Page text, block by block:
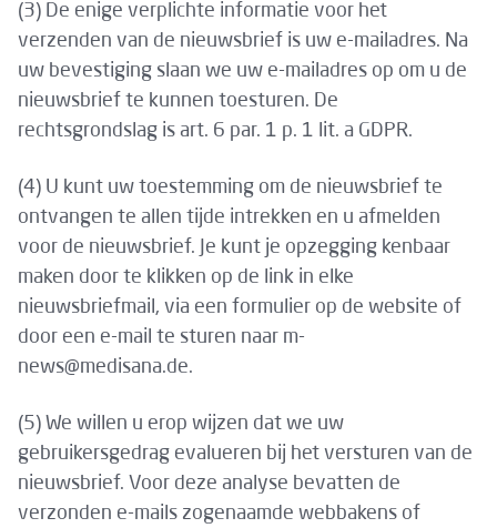
(3) De enige verplichte informatie voor het
verzenden van de nieuwsbrief is uw e-mailadres. Na
uw bevestiging slaan we uw e-mailadres op om u de
nieuwsbrief te kunnen toesturen. De
rechtsgrondslag is art. 6 par. 1 p. 1 lit. a GDPR.
(4) U kunt uw toestemming om de nieuwsbrief te
ontvangen te allen tijde intrekken en u afmelden
voor de nieuwsbrief. Je kunt je opzegging kenbaar
maken door te klikken op de link in elke
nieuwsbriefmail, via een formulier op de website of
door een e-mail te sturen naar m-
news@medisana.de.
(5) We willen u erop wijzen dat we uw
gebruikersgedrag evalueren bij het versturen van de
nieuwsbrief. Voor deze analyse bevatten de
verzonden e-mails zogenaamde webbakens of